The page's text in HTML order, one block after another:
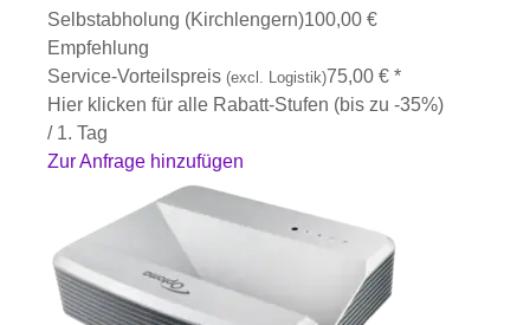
Selbstabholung (Kirchlengern)100,00 €
Empfehlung
Service-Vorteilspreis (excl. Logistik)75,00 € *
Hier klicken für alle Rabatt-Stufen (bis zu -35%)
/ 1. Tag
Zur Anfrage hinzufügen